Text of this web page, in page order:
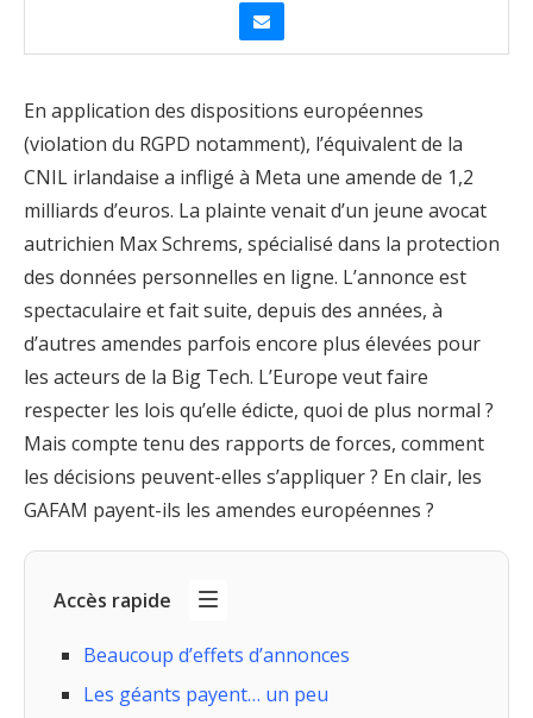
En application des dispositions européennes
(violation du RGPD notamment), l’équivalent de la
CNIL irlandaise a infligé à Meta une amende de 1,2
milliards d’euros. La plainte venait d’un jeune avocat
autrichien Max Schrems, spécialisé dans la protection
des données personnelles en ligne. L’annonce est
spectaculaire et fait suite, depuis des années, à
d’autres amendes parfois encore plus élevées pour
les acteurs de la Big Tech. L’Europe veut faire
respecter les lois qu’elle édicte, quoi de plus normal ?
Mais compte tenu des rapports de forces, comment
les décisions peuvent-elles s’appliquer ? En clair, les
GAFAM payent-ils les amendes européennes ?
Accès rapide
Beaucoup d’effets d’annonces
Les géants payent… un peu